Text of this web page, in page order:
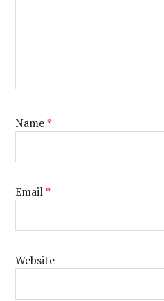
Name*
Email*
Website